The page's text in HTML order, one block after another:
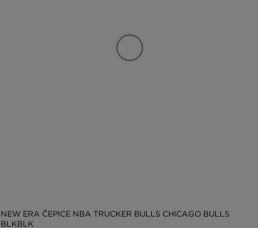
NEW ERA ČEPICE NBA TRUCKER BULLS CHICAGO BULLS
BLKBLK